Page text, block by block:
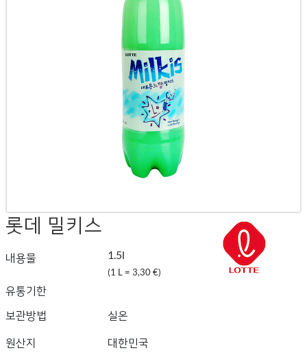
롯데 밀키스
내용물 1.5l
(1 L = 3,30 €)
유통기한
보관방법
실온
원산지 대한민국